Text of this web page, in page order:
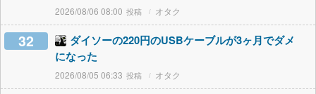
2026/08/06 08:00 オタク
32
ダイソーの220円のUSBケーブルが3ヶ月でダメ
になった
2026/08/05 06:33 オタク